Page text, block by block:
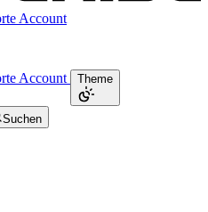
Account
Account Theme
Suchen